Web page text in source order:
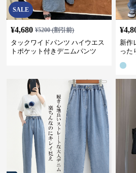
SALE
¥4,680 ¥5200(割引前)
タックワイドパンツ ハイウエス
トポケット付きデニムパンツ
¥
新作
った